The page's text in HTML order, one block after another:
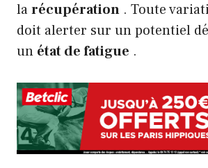
larécupération . Toute
doit alerter sur un potentiel
un état de fatigue .